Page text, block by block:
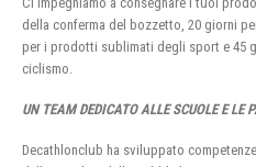
della conferma del bozzetto, 20 giorni
per i prodotti sublimati degli sport e 45
ciclismo.
UN TEAM DEDICATO ALLE SCUOLE E LE
Decathlonclub ha sviluppato